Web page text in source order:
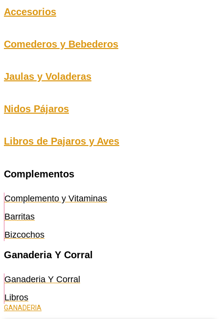
Accesorios
Comederos y Bebederos
Jaulas y Voladeras
Nidos Pájaros
Libros de Pajaros y Aves
Complementos
Complemento y Vitaminas
Barritas
Bizcochos
Ganaderia Y Corral
Ganaderia Y Corral
Libros
GANADERIA